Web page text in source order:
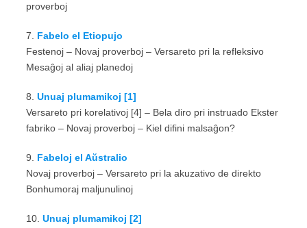
proverboj
7. Fabelo el Etiopujo
Festenoj – Novaj proverboj – Versareto pri la refleksivo
Mesaĝoj al aliaj planedoj
8. Unuaj plumamikoj [1]
Versareto pri korelativoj [4] – Bela diro pri instruado Ekster
fabriko – Novaj proverboj – Kiel difini malsaĝon?
9. Fabeloj el Aŭstralio
Novaj proverboj – Versareto pri la akuzativo de direkto
Bonhumoraj maljunulinoj
10. Unuaj plumamikoj [2]